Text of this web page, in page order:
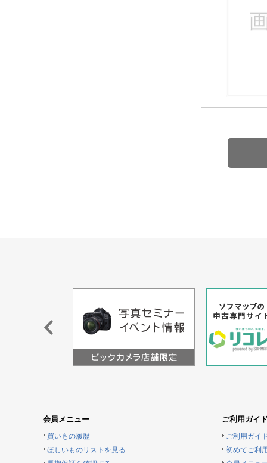
会員メニュー
買いもの履歴
ほしいものリストを見る
ご利用ガイ
ご利用ガイ
初めてご利